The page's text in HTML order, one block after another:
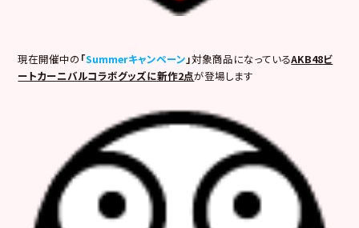
現在開催中の 「Summerキャンペーン」対象商品になっているAKB48ビ
ートカーニバルコラボグッズに新作2点が登場します